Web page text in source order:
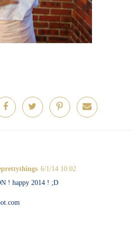
6/1/14 10:02
! happy 2014 ! ;D